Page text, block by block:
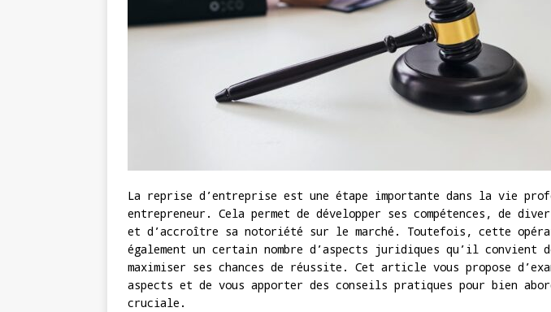
La reprise d’entreprise est une étape importante dans la vie
entrepreneur. Cela permet de développer ses compétences, de
et d’accroître sa notoriété sur le marché. Toutefois, cette
également un certain nombre d’aspects juridiques qu’il convient
maximiser ses chances de réussite. Cet article vous propose
aspects et de vous apporter des conseils pratiques pour bien
cruciale.